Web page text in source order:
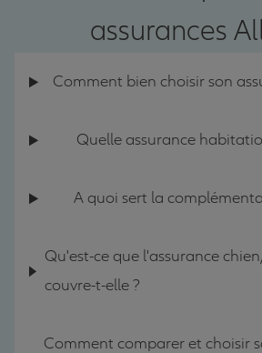
assurances
Comment bien choisir son
Quelle assurance
A quoi sert la
Qu'est-ce que l'assurance
couvre-t-elle ?
Comment comparer et choisir